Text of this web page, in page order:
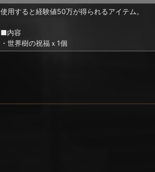
使用すると経験値50万が得られるアイテム。
■内容
・世界樹の祝福ｘ1個